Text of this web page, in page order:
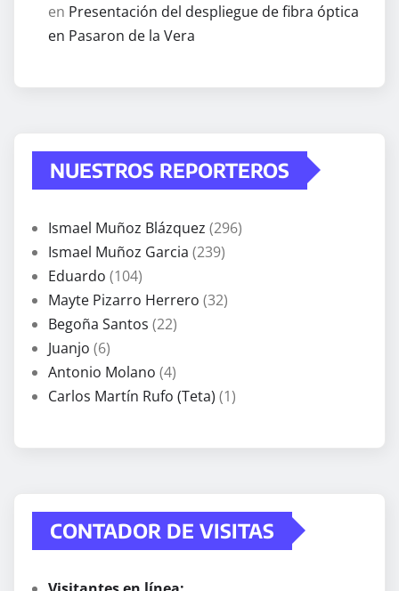
en Presentación del despliegue de fibra óptica
en Pasaron de la Vera
NUESTROS REPORTEROS
Ismael Muñoz Blázquez (296)
Ismael Muñoz Garcia (239)
Eduardo (104)
Mayte Pizarro Herrero (32)
Begoña Santos (22)
Juanjo (6)
Antonio Molano (4)
Carlos Martín Rufo (Teta) (1)
CONTADOR DE VISITAS